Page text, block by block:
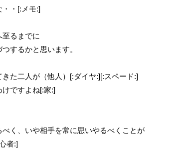
・[:メモ:]
るまでに
するかと思います。
た二人が（他人）[:ダイヤ:][:スペード:]
ですよね[:家:]
く、いや相手を常に思いやるべくことが
者:]